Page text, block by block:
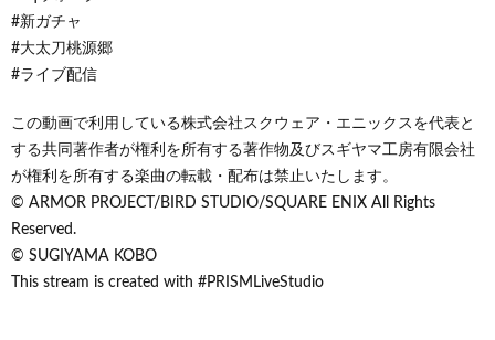
#新ガチャ
#大太刀桃源郷
#ライブ配信
この動画で利用している株式会社スクウェア・エニックスを代表と
する共同著作者が権利を所有する著作物及びスギヤマ工房有限会社
が権利を所有する楽曲の転載・配布は禁止いたします。
© ARMOR PROJECT/BIRD STUDIO/SQUARE ENIX All Rights
Reserved.
© SUGIYAMA KOBO
This stream is created with #PRISMLiveStudio